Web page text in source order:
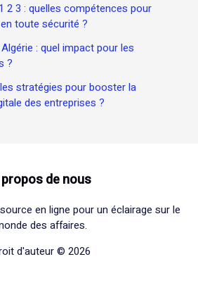
2 3 : quelles compétences pour
toute sécurité ?
: quel impact pour les
?
stratégies pour booster la
des entreprises ?
de nous
en ligne pour un éclairage sur le
des affaires.
d'auteur © 2026